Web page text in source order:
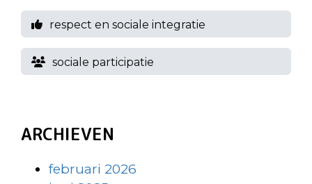
respect en sociale integratie
sociale participatie
ARCHIEVEN
februari 2026